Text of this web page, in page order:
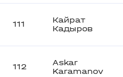
111
Кайрат
Кадыров
112
Askar
Karamanov